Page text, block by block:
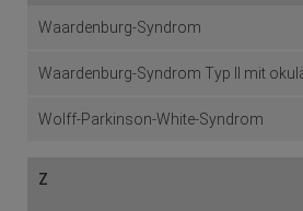
Waardenburg-Syndrom
Waardenburg-Syndrom Typ II mit
Wolff-Parkinson-White-Syndrom
Z